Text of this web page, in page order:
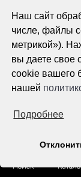
Наш сайт
числе, файлы
метрикой»).
вы даете свое
cookie вашего
нашей
Подробнее
Поиск